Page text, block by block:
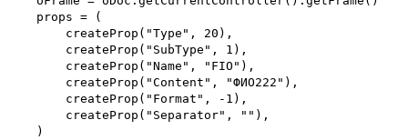
props = (
createProp("Type", 20),
createProp("SubType", 1),
createProp("Name", "FIO"),
createProp("Content", "ФИО222"),
createProp("Format", -1),
createProp("Separator", ""),
)